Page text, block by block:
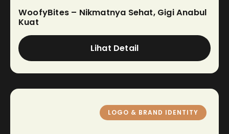
WoofyBites – Nikmatnya Sehat, Gigi Anabul
Kuat
Lihat Detail
LOGO & BRAND IDENTITY